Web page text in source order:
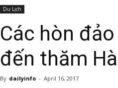
Du Lịch
Các hòn
đến thăm
By dailyinfo - April 16, 2017